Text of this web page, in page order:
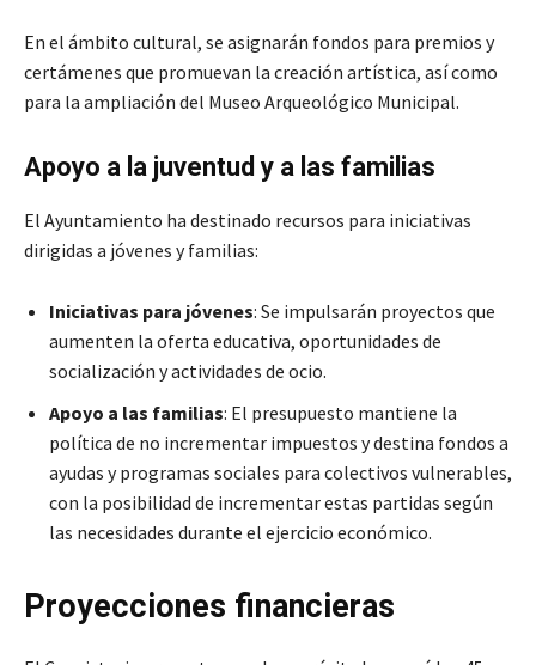
En el ámbito cultural, se asignarán fondos para premios y
certámenes que promuevan la creación artística, así como
para la ampliación del Museo Arqueológico Municipal.
Apoyo a la juventud y a las familias
El Ayuntamiento ha destinado recursos para iniciativas
dirigidas a jóvenes y familias:
Iniciativas para jóvenes: Se impulsarán proyectos que
aumenten la oferta educativa, oportunidades de
socialización y actividades de ocio.
Apoyo a las familias: El presupuesto mantiene la
política de no incrementar impuestos y destina fondos a
ayudas y programas sociales para colectivos vulnerables,
con la posibilidad de incrementar estas partidas según
las necesidades durante el ejercicio económico.
Proyecciones financieras